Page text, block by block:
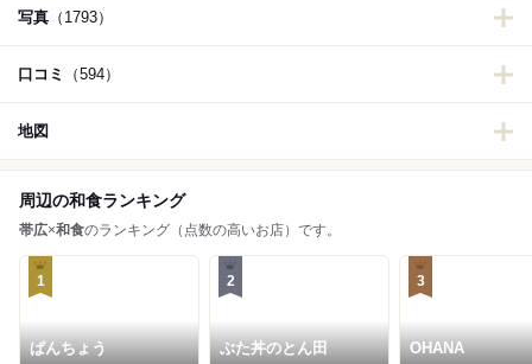
写真 （1793）
口コミ （594）
地図
周辺の和食ランキング
帯広×和食のランキング（点数の高いお店）です。
1
ぱんちょう
2
ぶた丼のとん田
3
OHANA